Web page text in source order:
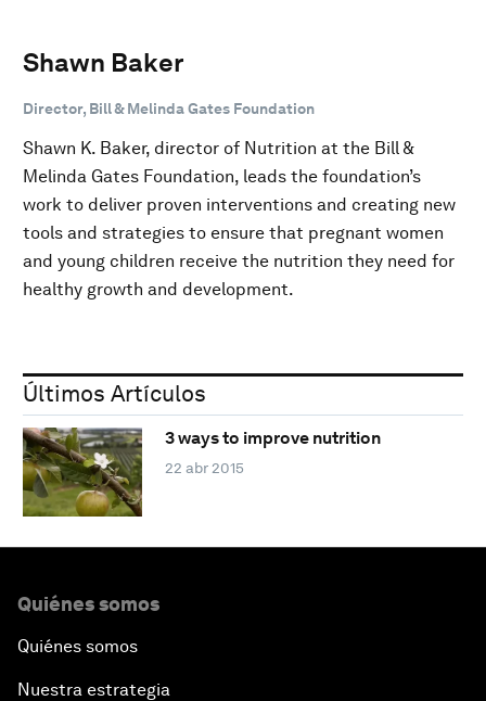
Shawn Baker
Director, Bill & Melinda Gates Foundation
Shawn K. Baker, director of Nutrition at the Bill &
Melinda Gates Foundation, leads the foundation’s
work to deliver proven interventions and creating new
tools and strategies to ensure that pregnant women
and young children receive the nutrition they need for
healthy growth and development.
Últimos Artículos
3 ways to improve nutrition
22 abr 2015
Quiénes somos
Quiénes somos
Nuestra estrategia